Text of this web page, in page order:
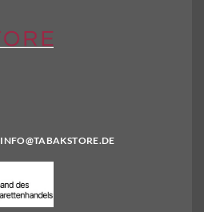
INFO@TABAKSTORE.DE